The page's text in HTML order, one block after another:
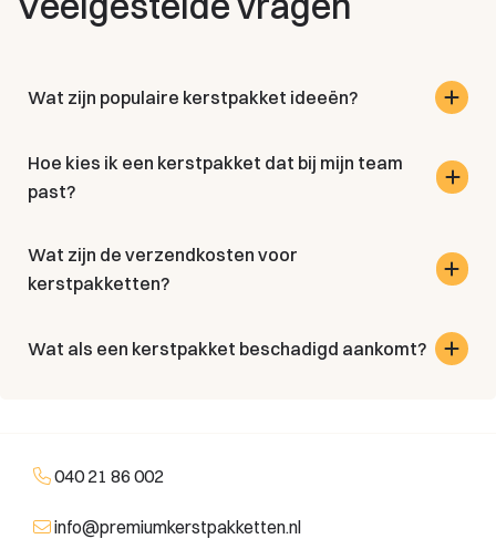
Wat zijn populaire kerstpakket ideeën?
Hoe kies ik een kerstpakket dat bij mijn team
past?
Wat zijn de verzendkosten voor
kerstpakketten?
Wat als een kerstpakket beschadigd aankomt?
040 21 86 002
info@premiumkerstpakketten.nl